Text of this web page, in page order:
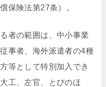
保険法第27条）。
者の範囲は、中小事業
事者、海外派遣者の4種
等として特別加入でき
工、左官、とびのほ